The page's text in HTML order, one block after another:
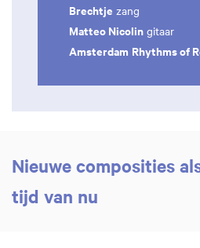
Brechtje zang
Matteo Nicolin gitaar
Amsterdam Rhythms of
Nieuwe composities
tijd van nu